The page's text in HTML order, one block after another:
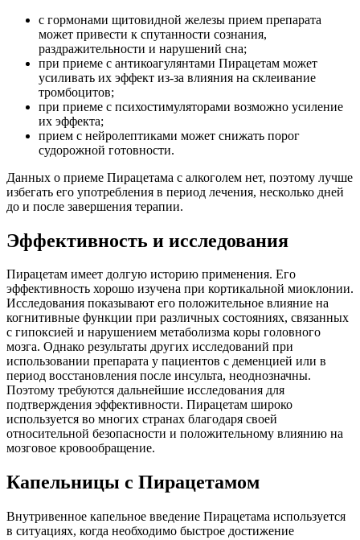
с гормонами щитовидной железы прием препарата
может привести к спутанности сознания,
раздражительности и нарушений сна;
при приеме с антикоагулянтами Пирацетам может
усиливать их эффект из-за влияния на склеивание
тромбоцитов;
при приеме с психостимуляторами возможно усиление
их эффекта;
прием с нейролептиками может снижать порог
судорожной готовности.
Данных о приеме Пирацетама с алкоголем нет, поэтому лучше
избегать его употребления в период лечения, несколько дней
до и после завершения терапии.
Эффективность и исследования
Пирацетам имеет долгую историю применения. Его
эффективность хорошо изучена при кортикальной миоклонии.
Исследования показывают его положительное влияние на
когнитивные функции при различных состояниях, связанных
с гипоксией и нарушением метаболизма коры головного
мозга. Однако результаты других исследований при
использовании препарата у пациентов с деменцией или в
период восстановления после инсульта, неоднозначны.
Поэтому требуются дальнейшие исследования для
подтверждения эффективности. Пирацетам широко
используется во многих странах благодаря своей
относительной безопасности и положительному влиянию на
мозговое кровообращение.
Капельницы с Пирацетамом
Внутривенное капельное введение Пирацетама используется
в ситуациях, когда необходимо быстрое достижение